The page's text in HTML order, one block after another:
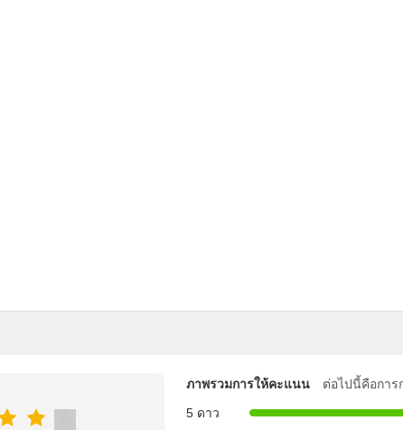
ภาพรวมการให้คะแนน
ต่อไปนี้คือการ
5 ดาว